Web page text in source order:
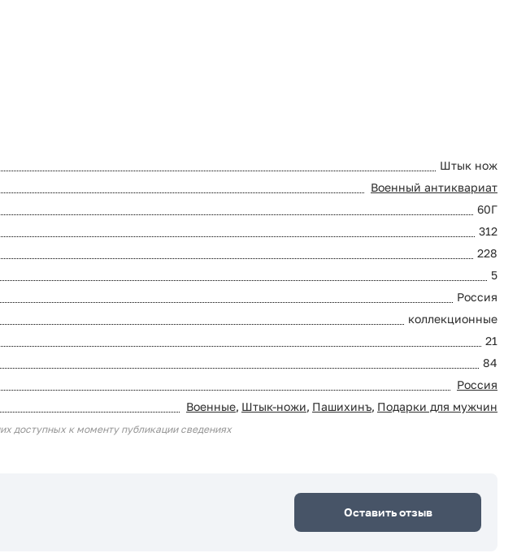
Штык нож
Военный антиквариат
60Г
312
228
5
Россия
коллекционные
21
84
Россия
Военные, Штык-ножи, Пашихинъ, Подарки для мужчин
доступных к моменту публикации сведениях
Оставить отзыв